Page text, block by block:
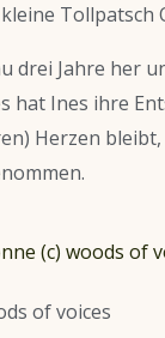
Tollpatsch
drei Jahre her
hat Ines ihre
Herzen